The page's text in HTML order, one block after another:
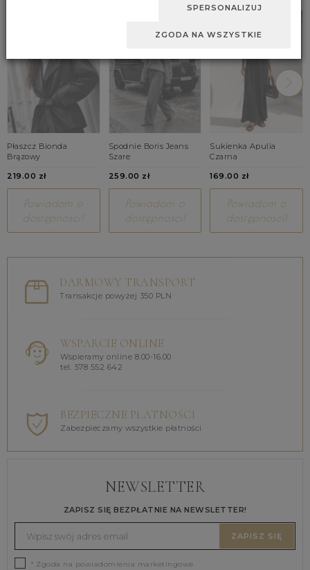
Płaszcz Bionda
Brązowy
219.00 zł
Powiadom o
dostępności!
Spodnie Boris Jeans
Szare
259.00 zł
Powiadom o
dostępności!
Sukienka Apulia
Czarna
169.00 zł
Powiadom o
dostępności!
DARMOWY TRANSPORT
Transakcje powyżej 350 PLN
WSPARCIE ONLINE
Wspieramy online 8.00-16.00
tel. 578 552 642
BEZPIECZNE PŁATNOŚCI
Zabezpieczamy wszystkie płatności
NEWSLETTER
ZAPISZ SIĘ BEZPŁATNIE NA NEWSLETTER!
ZAPISZ SIĘ
* Zgoda na powiadomienia marketingowe
SPERSONALIZUJ
ZGODA NA WSZYSTKIE